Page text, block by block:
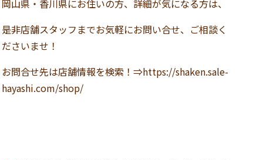
岡山県・香川県にお住いの方、詳細が気になる方は、
是非店舗スタッフまでお気軽にお問い合せ、ご相談く
ださいませ！
お問合せ先は店舗情報を検索！⇒https://shaken.sale-
hayashi.com/shop/